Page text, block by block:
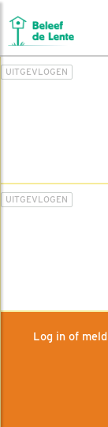
UITGEVLOGEN
UITGEVLOGEN
Log in of